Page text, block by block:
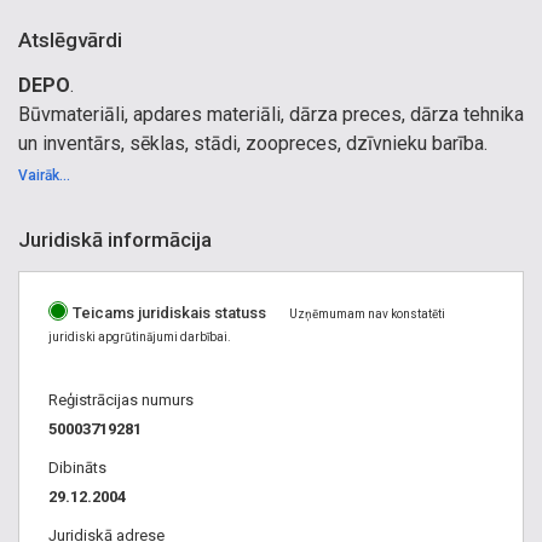
Atslēgvārdi
DEPO.
Būvmateriāli, apdares materiāli, dārza preces, dārza tehnika
un inventārs, sēklas, stādi, zoopreces, dzīvnieku barība.
Dārzam:
pļāvēji, žogi, sētas, bruģis, dārza lampas, telpaugi, puķes un
kamīni, dārza mēbeles, tūrisma preces, laivas, velosipēdi,
rotaļlietas, spēles, baseini, floristikas piederumi, sveces,
Dari pats:
Mēbeļu plāksnes, plaukti, plauktu sistēmas, bīdāmās durvju
sistēmas, mēbeļu furnitūra, vītņu kāpnes, bēniņu kāpnes,
mākslinieku piederumi, mākslinieku krāsas, molberti, otas.
Vairāk...
Juridiskā informācija
Teicams juridiskais statuss
Uzņēmumam nav konstatēti
juridiski apgrūtinājumi darbībai.
Reģistrācijas numurs
50003719281
Dibināts
29.12.2004
Juridiskā adrese